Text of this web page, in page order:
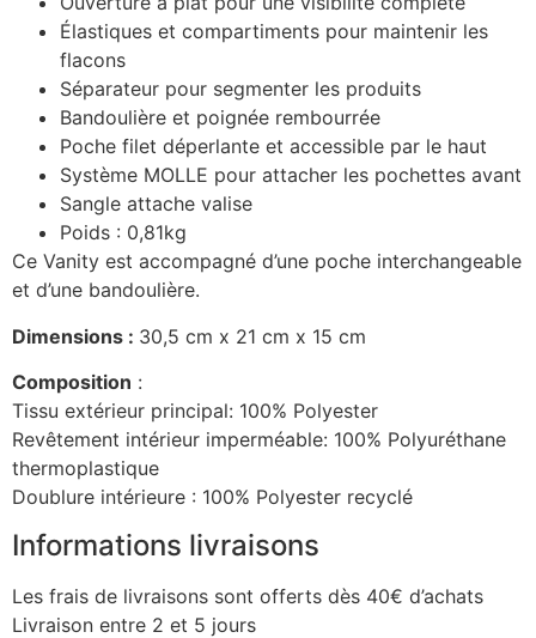
Élastiques et compartiments pour maintenir les
flacons
Séparateur pour segmenter les produits
Bandoulière et poignée rembourrée
Poche filet déperlante et accessible par le haut
Système MOLLE pour attacher les pochettes avant
Sangle attache valise
Poids : 0,81kg
Ce Vanity est accompagné d’une poche interchangeable
et d’une bandoulière.
Dimensions : 30,5 cm x 21 cm x 15 cm
Composition :
Tissu extérieur principal: 100% Polyester
Revêtement intérieur imperméable: 100% Polyuréthane
thermoplastique
Doublure intérieure : 100% Polyester recyclé
Informations livraisons
Les frais de livraisons sont offerts dès 40€ d’achats
Livraison entre 2 et 5 jours